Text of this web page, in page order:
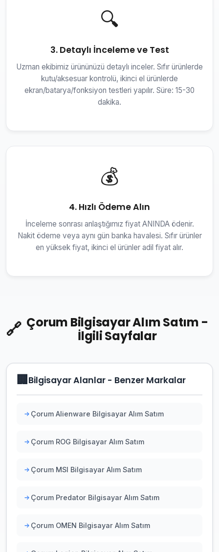
🔍
3. Detaylı İnceleme ve Test
Uzman ekibimiz ürününüzü detaylı inceler. Sıfır ürünlerde
kutu/aksesuar kontrolü, ikinci el ürünlerde
ekran/batarya/fonksiyon testleri yapılır. Süre: 15-30
dakika.
💰
4. Hızlı Ödeme Alın
İnceleme sonrası anlaştığımız fiyat ANINDA ödenir.
Nakit ödeme veya aynı gün banka havalesi. Sıfır ürünler
en yüksek fiyat, ikinci el ürünler adil fiyat alır.
🔗 Çorum Bilgisayar Alım Satım -
İlgili Sayfalar
🏢Bilgisayar Alanlar - Benzer Markalar
Çorum Alienware Bilgisayar Alım Satım
Çorum ROG Bilgisayar Alım Satım
Çorum MSI Bilgisayar Alım Satım
Çorum Predator Bilgisayar Alım Satım
Çorum OMEN Bilgisayar Alım Satım